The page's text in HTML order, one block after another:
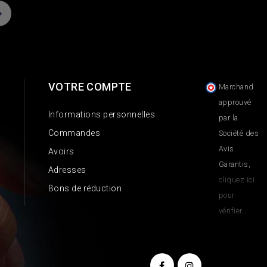
VOTRE COMPTE
Informations personnelles
Commandes
Avoirs
Adresses
Bons de réduction
Marchand
approuvé
par la
Société des
Avis
Garantis,
cliquez ici
pour
vérifier.